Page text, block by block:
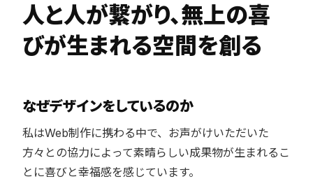
人と人が繋がり、無上の喜
びが生まれる空間を創る
なぜデザインをしているのか
私はWeb制作に携わる中で、お声がけいただいた
方々との協力によって素晴らしい成果物が生まれるこ
とに喜びと幸福感を感じています。